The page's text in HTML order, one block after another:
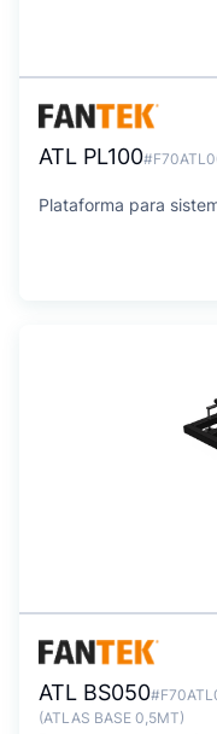
ATL PL100
Plataforma para
ATL BS050
(ATLAS BASE 0,5MT)